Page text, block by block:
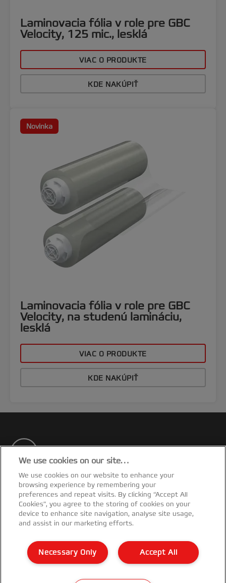
Laminovacia fólia v role pre GBC
Velocity, 125 mic., lesklá
VIAC O PRODUKTE
KDE NAKÚPIŤ
Novinka
Laminovacia fólia v role pre GBC
Velocity, na studenú lamináciu,
lesklá
VIAC O PRODUKTE
KDE NAKÚPIŤ
Odoberajte newsletter
Vďaka našim newsletterom budete mať aktuálne
informácie o akciách, nových výrobkoch a
špeciálnych ponukách značky GBC.
ODOSLAT'
We use cookies on our site…
We use cookies on our website to enhance your
browsing experience by remembering your
preferences and repeat visits. By clicking “Accept All
Cookies”, you agree to the storing of cookies on your
device to enhance site navigation, analyse site usage,
and assist in our marketing efforts.
Accept All
Necessary Only